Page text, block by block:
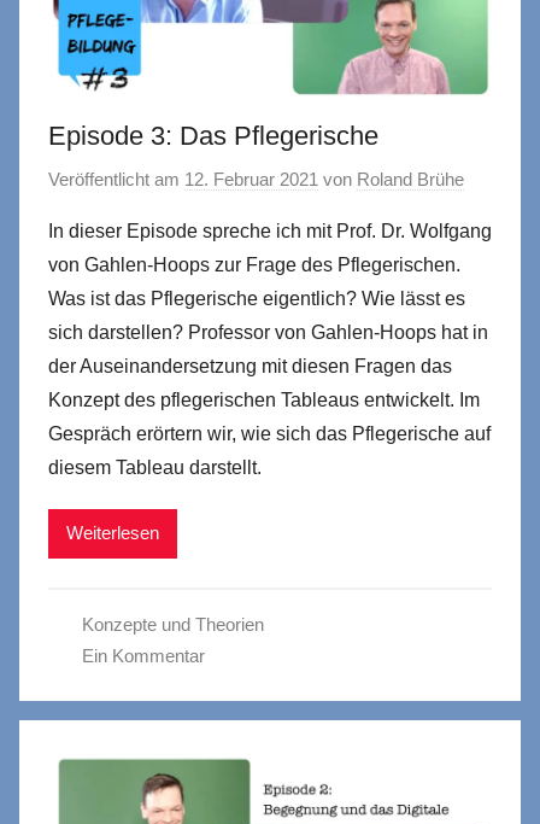
Episode 3: Das Pflegerische
Veröffentlicht am 12. Februar 2021 von Roland Brühe
In dieser Episode spreche ich mit Prof. Dr. Wolfgang
von Gahlen-Hoops zur Frage des Pflegerischen.
Was ist das Pflegerische eigentlich? Wie lässt es
sich darstellen? Professor von Gahlen-Hoops hat in
der Auseinandersetzung mit diesen Fragen das
Konzept des pflegerischen Tableaus entwickelt. Im
Gespräch erörtern wir, wie sich das Pflegerische auf
diesem Tableau darstellt.
Weiterlesen
Konzepte und Theorien
Ein Kommentar